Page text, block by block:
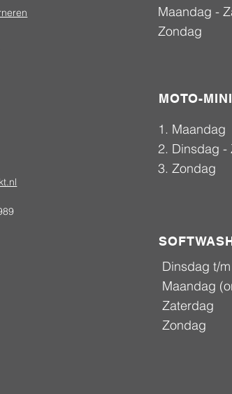
Maandag -
Zondag
MOTO-
1. Maandag
2. Dinsdag -
3. Zondag
Dinsdag t/
Maandag
Zaterdag
Zondag